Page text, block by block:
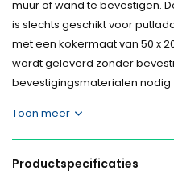
muur of wand te bevestigen.
is slechts geschikt voor
met een kokermaat van 50 x
wordt geleverd zonder
bevestigingsmaterialen nodig
Toon meer
Productspecificaties